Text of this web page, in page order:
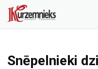
Snēpelnieki